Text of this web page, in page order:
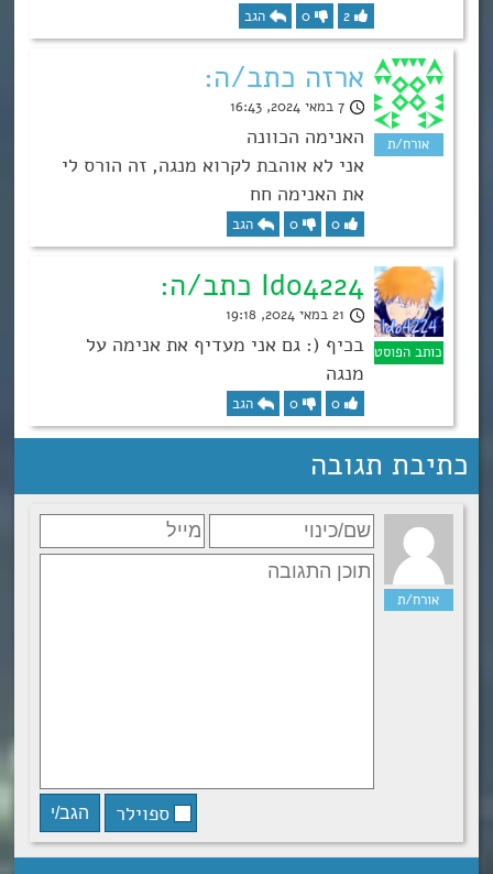
2
0 הגב
ארזה כתב/ה:
7 במאי 2024, 16:43
האנימה הכוונה
אני לא אוהבת לקרוא מנגה, זה הורס לי
את האנימה חח
0
0 הגב
Ido4224 כתב/ה:
21 במאי 2024, 19:18
בכיף (: גם אני מעדיף את אנימה על
מנגה
0
0 הגב
כתיבת תגובה
ספוילר